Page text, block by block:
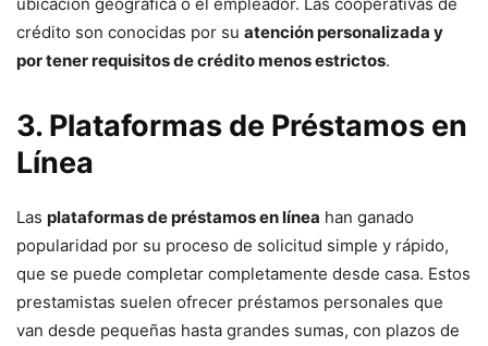
crédito son conocidas por su atención personalizada y
por tener requisitos de crédito menos estrictos.
3. Plataformas de Préstamos en
Línea
Las plataformas de préstamos en línea han ganado
popularidad por su proceso de solicitud simple y rápido,
que se puede completar completamente desde casa. Estos
prestamistas suelen ofrecer préstamos personales que
van desde pequeñas hasta grandes sumas, con plazos de